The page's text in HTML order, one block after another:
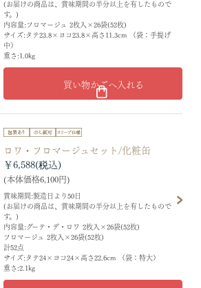
(お届けの商品は、賞味期間の半分以上を有したもので
す。)
内容量:フロマージュ 2枚入×26袋(52枚)
サイズ:タテ23.8×ヨコ23.8×高さ11.3cm （袋：手提げ
中）
重さ:1.0kg
買い物かごへ入れる
ロワ・フロマージュセット/化粧缶
賞味期間:製造日より50日
(お届けの商品は、賞味期間の半分以上を有したもので
す。)
内容量:グーテ・デ・ロワ 2枚入×26袋(52枚)
フロマージュ 2枚入×26袋(52枚)
計52点
サイズ:タテ24×ヨコ24×高さ22.6cm （袋：特大）
重さ:2.1kg
￥6,588
(本体価格6,100円)